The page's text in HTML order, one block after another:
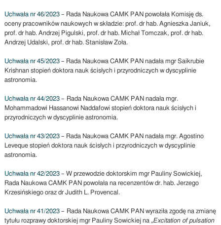
Uchwała nr 46/2023– Rada Naukowa CAMK PAN powołała Komisję ds.
oceny pracowników naukowych w składzie: prof. dr hab. Agnieszka Janiuk,
prof. dr hab. Andrzej Pigulski, prof. dr hab. Michał Tomczak, prof. dr hab.
Andrzej Udalski, prof. dr hab. Stanisław Zoła.
Uchwała nr 45/2023– Rada Naukowa CAMK PAN nadała mgr Saikrubie
Krishnan stopień doktora nauk ścisłych i przyrodniczych w dyscyplinie
astronomia.
Uchwała nr 44/2023– Rada Naukowa CAMK PAN nadała mgr.
Mohammadowi Hassanowi Naddafowi stopień doktora nauk ścisłych i
przyrodniczych w dyscyplinie astronomia.
Uchwała nr 43/2023– Rada Naukowa CAMK PAN nadała mgr. Agostino
Leveque stopień doktora nauk ścisłych i przyrodniczych w dyscyplinie
astronomia.
Uchwała nr 42/2023– W przewodzie doktorskim mgr Pauliny Sowickiej,
Rada Naukowa CAMK PAN powołała na recenzentów dr. hab. Jerzego
Krzesińskiego oraz dr Judith L. Provencal.
Uchwała nr 41/2023– Rada Naukowa CAMK PAN wyraziła zgodę na zmianę
tytułu rozprawy doktorskiej mgr Pauliny Sowickiej na „Excitation of pulsation